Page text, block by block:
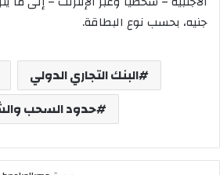
جنيه، بحسب نوع البطاقة.
البنك التجاري الدولي
حدود السحب